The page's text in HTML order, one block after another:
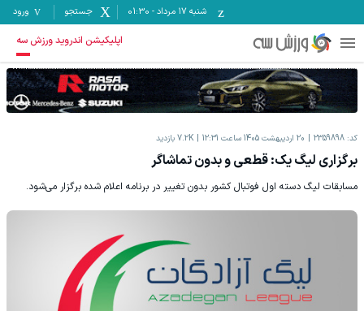
شنبه ۱۷ مرداد -
01:30 جستجو ورود
اپلیکیشن اندروید ورزش سه
کد: 2359898 20 اردیبهشت 1405 ساعت 12:31 7.2K بازدید
برگزاری لیگ یک: قطعی و بدون تماشاگر
مسابقات لیگ دسته اول فوتبال کشور بدون تغییر در برنامه اعلام شده برگزار می‌شود.